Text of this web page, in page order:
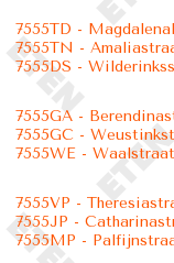
7555TD -
7555TN -
7555DS -
7555GA -
7555GC -
7555WE - Waalstraat
7555VP -
7555JP -
7555MP -